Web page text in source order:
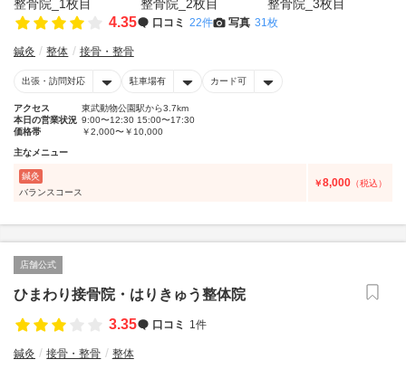
4.35 口コミ 22件 写真 31枚
鍼灸 整体 接骨・整骨
出張・訪問対応 駐車場有 カード可
アクセス
東武動物公園駅から3.7km
本日の営業状況 9:00〜12:30 15:00〜17:30
価格帯
￥2,000〜￥10,000
主なメニュー
鍼灸
バランスコース
￥8,000 （税込）
店舗公式
ひまわり接骨院・はりきゅう整体院
3.35
口コミ 1件
鍼灸 接骨・整骨 整体